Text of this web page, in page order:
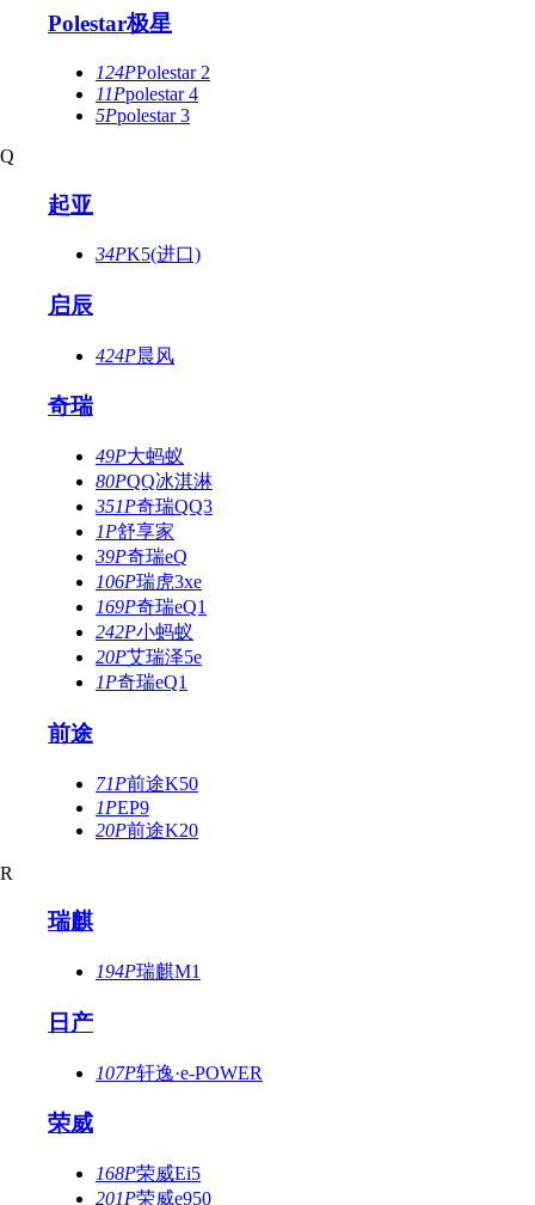
Polestar极星
124PPolestar 2
11Ppolestar 4
5Ppolestar 3
Q
起亚
34PK5(进口)
启辰
424P晨风
奇瑞
49P大蚂蚁
80PQQ冰淇淋
351P奇瑞QQ3
1P舒享家
39P奇瑞eQ
106P瑞虎3xe
169P奇瑞eQ1
242P小蚂蚁
20P艾瑞泽5e
1P奇瑞eQ1
前途
71P前途K50
1PEP9
20P前途K20
R
瑞麒
194P瑞麒M1
日产
107P轩逸·e-POWER
荣威
168P荣威Ei5
201P荣威e950